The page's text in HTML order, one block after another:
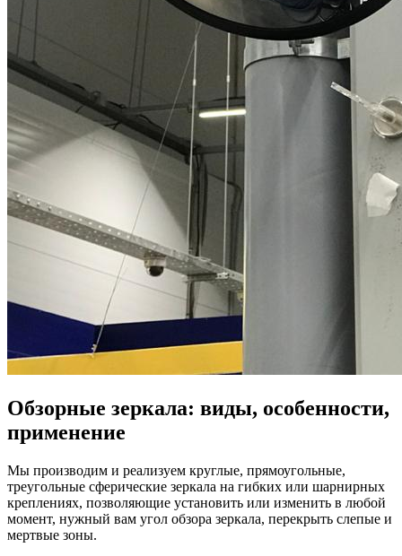
Обзорные зеркала: виды, особенности,
применение
Мы производим и реализуем круглые, прямоугольные,
треугольные сферические зеркала на гибких или шарнирных
креплениях, позволяющие установить или изменить в любой
момент, нужный вам угол обзора зеркала, перекрыть слепые и
мертвые зоны.